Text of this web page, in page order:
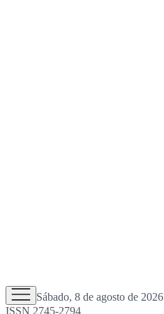
Sábado, 8 de agosto de 2026
ISSN 2745-2794